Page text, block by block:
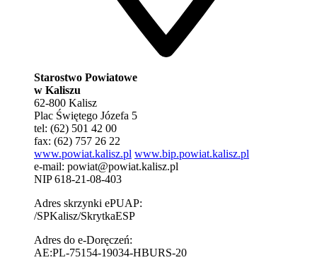
Starostwo Powiatowe
w Kaliszu
62-800 Kalisz
Plac Świętego Józefa 5
tel: (62) 501 42 00
fax: (62) 757 26 22
www.powiat.kalisz.pl www.bip.powiat.kalisz.pl
e-mail: powiat@powiat.kalisz.pl
NIP 618-21-08-403
Adres skrzynki ePUAP:
/SPKalisz/SkrytkaESP
Adres do e-Doręczeń:
AE:PL-75154-19034-HBURS-20